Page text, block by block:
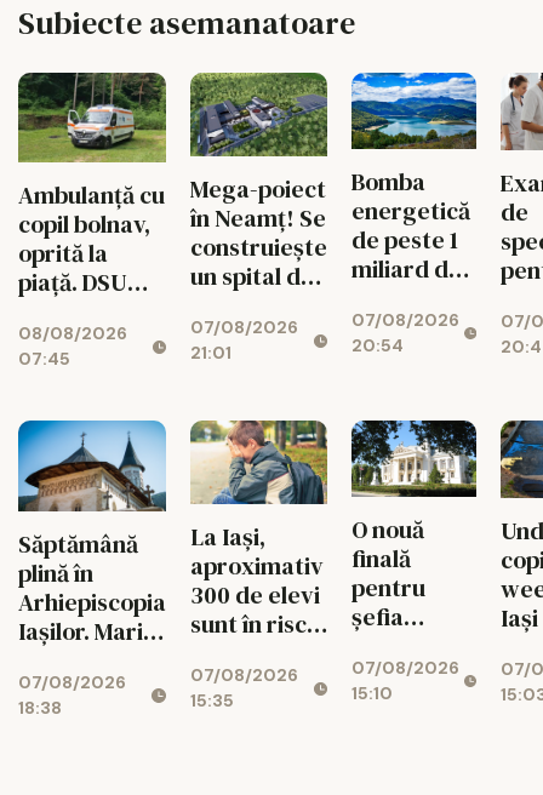
Subiecte asemanatoare
Ambulanță cu
copil bolnav,
oprită la
piață. DSU
verificări
08/08/2026
07:45
Mega-poiect
în Neamț! Se
construiește
un spital de
miliarde de
lei, cu 469
07/08/2026
21:01
Bomba
energetică
de peste 1
miliard de
Bicaz! Un
munte va
centrală
uriașă de
340 MW
07/08/2026
20:54
de
07/
Săptămână
plină în
Arhiepiscopia
Iașilor. Marile
până pe 15
august
07/08/2026
18:38
La Iași,
aproximativ
300 de elevi
sunt în risc
07/08/2026
15:35
O nouă
finală
pentru
șefia
Au rămas
doi
07/08/2026
15:10
Iași
07/